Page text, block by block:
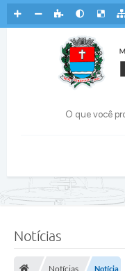
Notícias
Notícias Notícia